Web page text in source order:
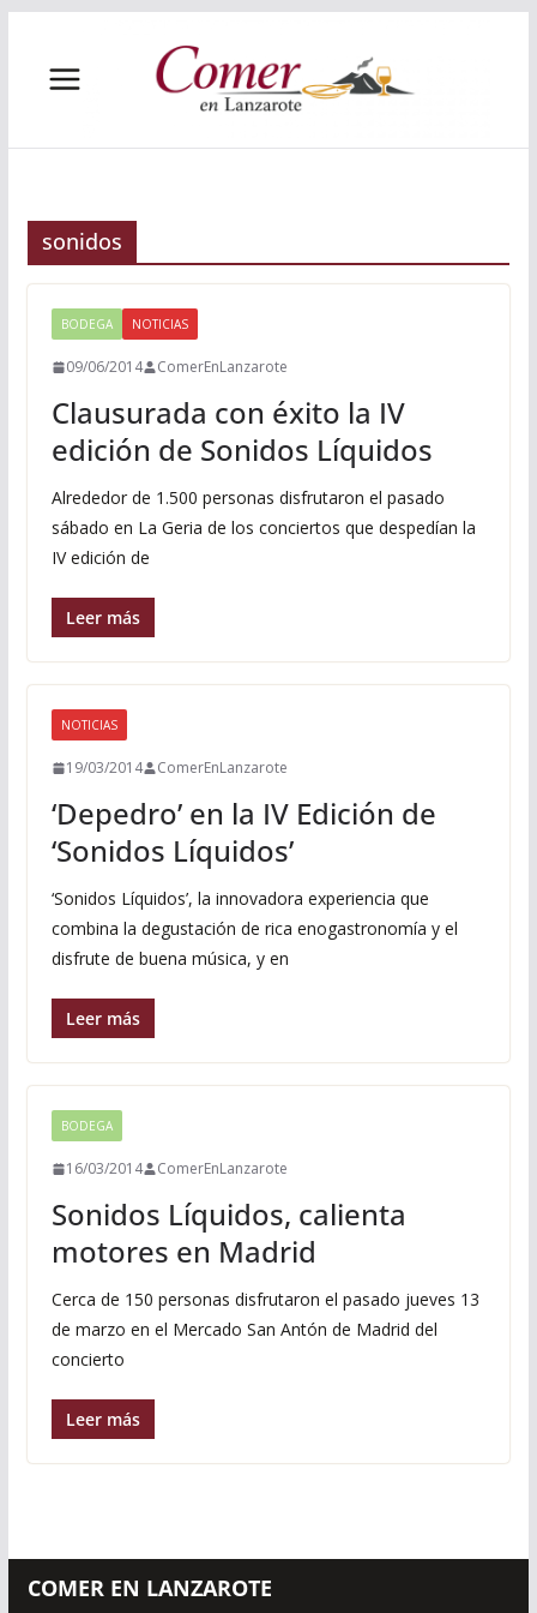
contenido
sonidos
BODEGA NOTICIAS
09/06/2014 ComerEnLanzarote
Clausurada con éxito la IV
edición de Sonidos Líquidos
Alrededor de 1.500 personas disfrutaron el pasado
sábado en La Geria de los conciertos que despedían la
IV edición de
Leer más
NOTICIAS
19/03/2014 ComerEnLanzarote
‘Depedro’ en la IV Edición de
‘Sonidos Líquidos’
‘Sonidos Líquidos’, la innovadora experiencia que
combina la degustación de rica enogastronomía y el
disfrute de buena música, y en
Leer más
BODEGA
16/03/2014 ComerEnLanzarote
Sonidos Líquidos, calienta
motores en Madrid
Cerca de 150 personas disfrutaron el pasado jueves 13
de marzo en el Mercado San Antón de Madrid del
concierto
Leer más
COMER EN LANZAROTE